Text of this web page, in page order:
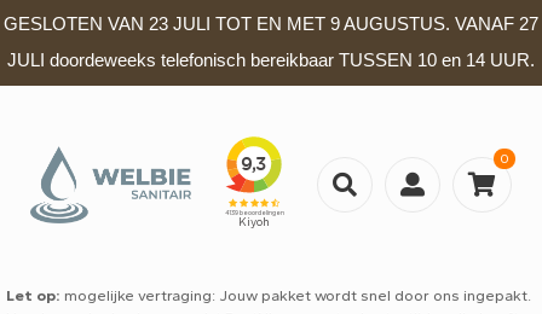
GESLOTEN VAN 23 JULI TOT EN MET 9 AUGUSTUS. VANAF 27
JULI doordeweeks telefonisch bereikbaar TUSSEN 10 en 14 UUR.
0
Let op: mogelijke vertraging: Jouw pakket wordt snel door ons ingepakt.